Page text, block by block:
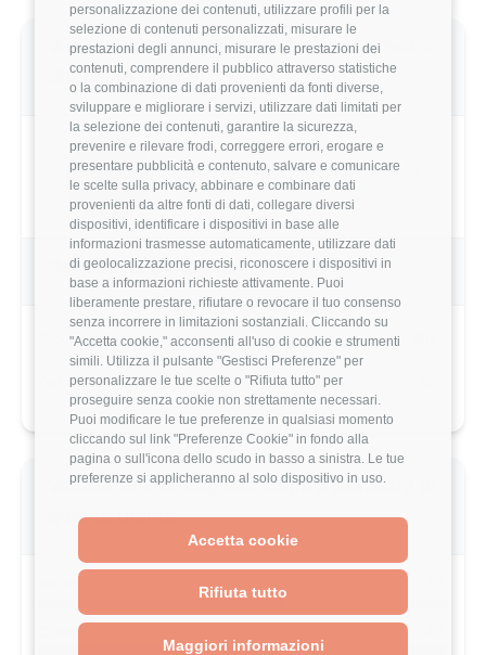
personalizzazione dei contenuti, utilizzare profili per la
selezione di contenuti personalizzati, misurare le
prestazioni degli annunci, misurare le prestazioni dei
contenuti, comprendere il pubblico attraverso statistiche
o la combinazione di dati provenienti da fonti diverse,
sviluppare e migliorare i servizi, utilizzare dati limitati per
la selezione dei contenuti, garantire la sicurezza,
prevenire e rilevare frodi, correggere errori, erogare e
presentare pubblicità e contenuto, salvare e comunicare
le scelte sulla privacy, abbinare e combinare dati
provenienti da altre fonti di dati, collegare diversi
dispositivi, identificare i dispositivi in base alle
informazioni trasmesse automaticamente, utilizzare dati
di geolocalizzazione precisi, riconoscere i dispositivi in
base a informazioni richieste attivamente. Puoi
liberamente prestare, rifiutare o revocare il tuo consenso
senza incorrere in limitazioni sostanziali. Cliccando su
"Accetta cookie," acconsenti all'uso di cookie e strumenti
simili. Utilizza il pulsante "Gestisci Preferenze" per
personalizzare le tue scelte o "Rifiuta tutto" per
proseguire senza cookie non strettamente necessari.
Puoi modificare le tue preferenze in qualsiasi momento
cliccando sul link "Preferenze Cookie" in fondo alla
pagina o sull'icona dello scudo in basso a sinistra. Le tue
preferenze si applicheranno al solo dispositivo in uso.
Accetta cookie
Rifiuta tutto
Maggiori informazioni
Valutazione complessiva Centro Software
di questo utente
2.2/5 Basato su 5 parametri di valutazione
Benefits & Compensi
Stock Options
Auto Aziendale
Valutazione dettagliata Centro Software di
questo utente
Crescita Professionale